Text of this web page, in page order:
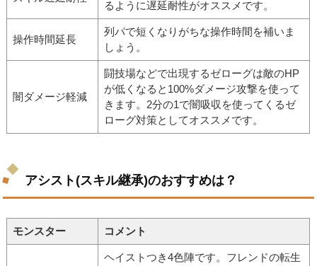
るように遅延耐性がオススメです。
操作時間延長
列パで短くなりがちな操作時間を補いま
しょう。
闇ダメージ軽減
闘技場などで出現するゼローグは敵のHP
が低くなると100%ダメージ攻撃を使って
きます。2分の1で闇吸収を使ってくるゼ
ローグ対策としてオススメです。
アシスト(スキル継承)のおすすめは？
モンスター コメント
ヘイストつき4色陣です。フレンドの転生